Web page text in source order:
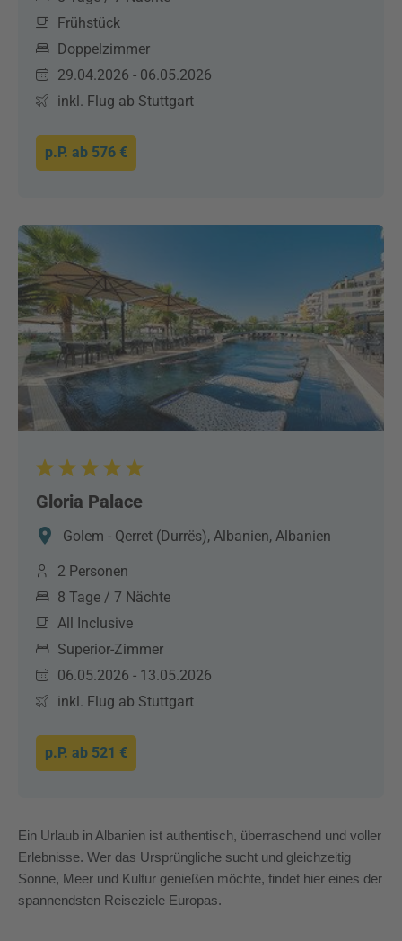
Frühstück
Doppelzimmer
29.04.2026 - 06.05.2026
inkl. Flug ab Stuttgart
p.P. ab 576 €
Gloria Palace
Golem - Qerret (Durrës), Albanien, Albanien
2 Personen
8 Tage / 7 Nächte
All Inclusive
Superior-Zimmer
06.05.2026 - 13.05.2026
inkl. Flug ab Stuttgart
p.P. ab 521 €
Ein Urlaub in Albanien ist authentisch, überraschend und voller
Erlebnisse. Wer das Ursprüngliche sucht und gleichzeitig
Sonne, Meer und Kultur genießen möchte, findet hier eines der
spannendsten Reiseziele Europas.